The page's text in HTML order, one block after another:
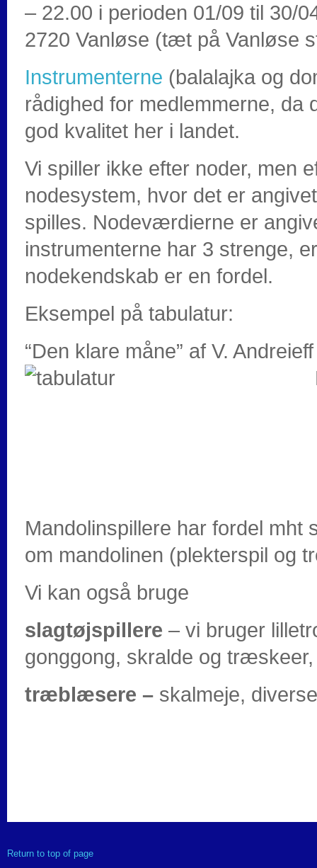
– 22.00 i perioden 01/09 til 30/
2720 Vanløse (tæt på Vanløse
Instrumenterne (balalajka og
rådighed for medlemmerne,
god kvalitet her i landet.
Vi spiller ikke efter noder, men
nodesystem, hvor det er
spilles. Nodeværdierne er
instrumenterne har 3 strenge,
nodekendskab er en fordel.
Eksempel på tabulatur:
“Den klare måne” af V.
Mandolinspillere har fordel mht
om mandolinen (plekterspil og
Vi kan også bruge
slagtøjspillere – vi bruger
gonggong, skralde og
træblæsere – skalmeje,
Return to top of page